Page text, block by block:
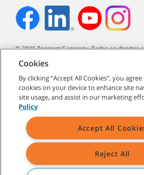
©2026Tennant Company. Todos os direitos
Mapa do site|Políticas gerais|Termos
Todos os logotipos e marcas
propriedade exclusiva da Tennant Company
Cookies
By clicking “Accept All Cookies”, you
cookies on your device to enhance site
site usage, and assist in our marketing
Policy
Accept All
Reject All